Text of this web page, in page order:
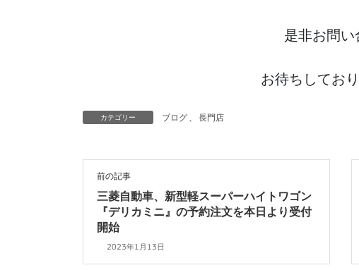
是非お問い
お待ちしてお
カテゴリー ブログ 長門店
前の記事
三菱自動車、新型軽スーパーハイトワゴン
『デリカミニ』の予約注文を本日より受付
開始
2023年1月13日